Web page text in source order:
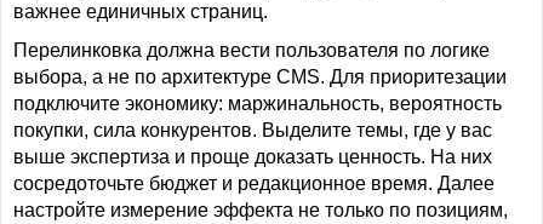
важнее единичных страниц.
Перелинковка должна вести пользователя по логике
выбора, а не по архитектуре CMS. Для приоритезации
подключите экономику: маржинальность, вероятность
покупки, сила конкурентов. Выделите темы, где у вас
выше экспертиза и проще доказать ценность. На них
сосредоточьте бюджет и редакционное время. Далее
настройте измерение эффекта не только по позициям,